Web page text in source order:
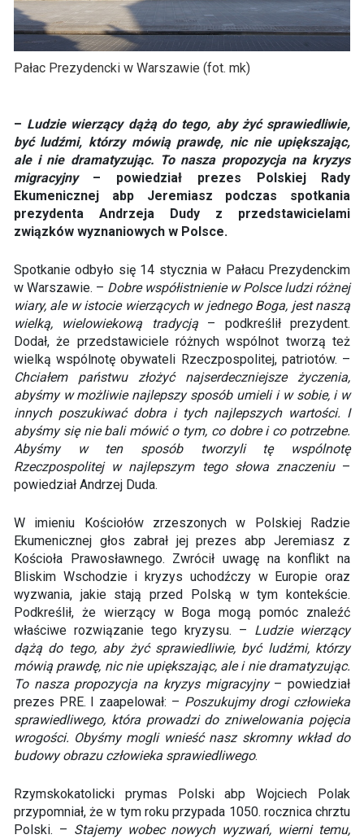
Pałac Prezydencki w Warszawie (fot. mk)
– Ludzie wierzący dążą do tego, aby żyć sprawiedliwie,
być ludźmi, którzy mówią prawdę, nic nie upiększając,
ale i nie dramatyzując. To nasza propozycja na kryzys
migracyjny– powiedział prezes Polskiej Rady
Ekumenicznej abp Jeremiasz podczas spotkania
prezydenta Andrzeja Dudy z przedstawicielami
związków wyznaniowych w Polsce.
Spotkanie odbyło się 14 stycznia w Pałacu Prezydenckim
w Warszawie. – Dobre współistnienie w Polsce ludzi różnej
wiary, ale w istocie wierzących w jednego Boga, jest naszą
wielką, wielowiekową tradycją– podkreślił prezydent.
Dodał, że przedstawiciele różnych wspólnot tworzą też
wielką wspólnotę obywateli Rzeczpospolitej, patriotów. –
Chciałem państwu złożyć najserdeczniejsze życzenia,
abyśmy w możliwie najlepszy sposób umieli i w sobie, i w
innych poszukiwać dobra i tych najlepszych wartości. I
abyśmy się nie bali mówić o tym, co dobre i co potrzebne.
Abyśmy w ten sposób tworzyli tę wspólnotę
Rzeczpospolitej w najlepszym tego słowa znaczeniu–
powiedział Andrzej Duda.
W imieniu Kościołów zrzeszonych w Polskiej Radzie
Ekumenicznej głos zabrał jej prezes abp Jeremiasz z
Kościoła Prawosławnego. Zwrócił uwagę na konflikt na
Bliskim Wschodzie i kryzys uchodźczy w Europie oraz
wyzwania, jakie stają przed Polską w tym kontekście.
Podkreślił, że wierzący w Boga mogą pomóc znaleźć
właściwe rozwiązanie tego kryzysu. – Ludzie wierzący
dążą do tego, aby żyć sprawiedliwie, być ludźmi, którzy
mówią prawdę, nic nie upiększając, ale i nie dramatyzując.
To nasza propozycja na kryzys migracyjny– powiedział
prezes PRE. I zaapelował: – Poszukujmy drogi człowieka
sprawiedliwego, która prowadzi do zniwelowania pojęcia
wrogości. Obyśmy mogli wnieść nasz skromny wkład do
budowy obrazu człowieka sprawiedliwego.
Rzymskokatolicki prymas Polski abp Wojciech Polak
przypomniał, że w tym roku przypada 1050. rocznica chrztu
Polski. – Stajemy wobec nowych wyzwań, wierni temu,